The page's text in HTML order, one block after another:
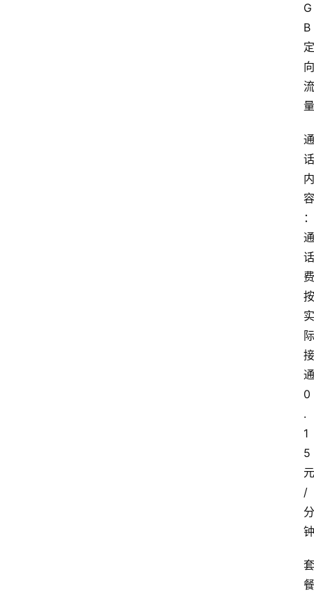
G
B
定
向
流
量
通
话
内
容
：
通
话
费
按
实
际
接
通
0
.
1
5
元
/
分
钟
套
餐